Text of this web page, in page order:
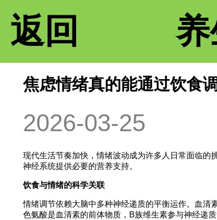
返回
焦虑情绪真的能通过饮食
2026-03-25
现代生活节奏加快，情绪波动成为许多人日常面临的
神经系统提供必要的营养支持。
饮食与情绪的科学关联
情绪调节依赖大脑中多种神经递质的平衡运作。血清
色氨酸是血清素的前体物质，B族维生素参与神经递